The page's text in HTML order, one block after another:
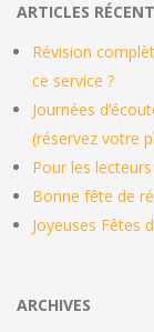
ARTICLES
Révision
ce service ?
Journées
(réservez votre
Pour les
Bonne fête de
Joyeuses Fêtes
ARCHIVES